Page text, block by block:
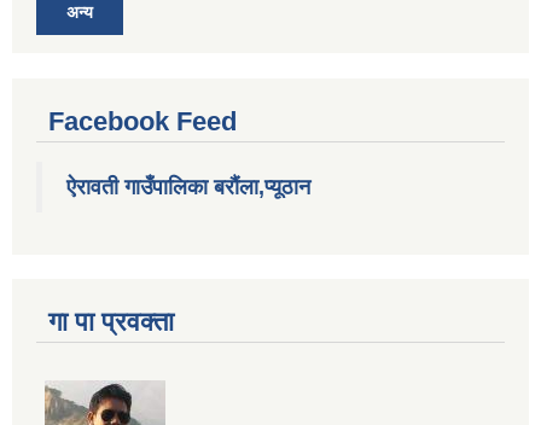
अन्य
Facebook Feed
ऐरावती गाउँपालिका बरौंला,प्यूठान
गा पा प्रवक्ता